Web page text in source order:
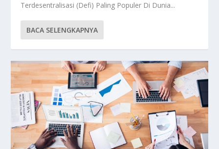
Terdesentralisasi (Defi) Paling Populer Di Dunia...
BACA SELENGKAPNYA